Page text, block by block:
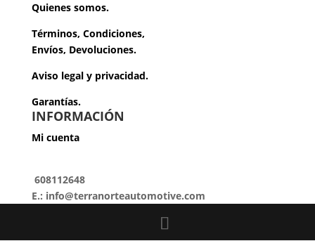
Quienes somos.
Términos, Condiciones,
Envíos, Devoluciones.
Aviso legal y privacidad.
Garantías.
INFORMACIÓN
Mi cuenta
608112648
E.: info@terranorteautomotive.com